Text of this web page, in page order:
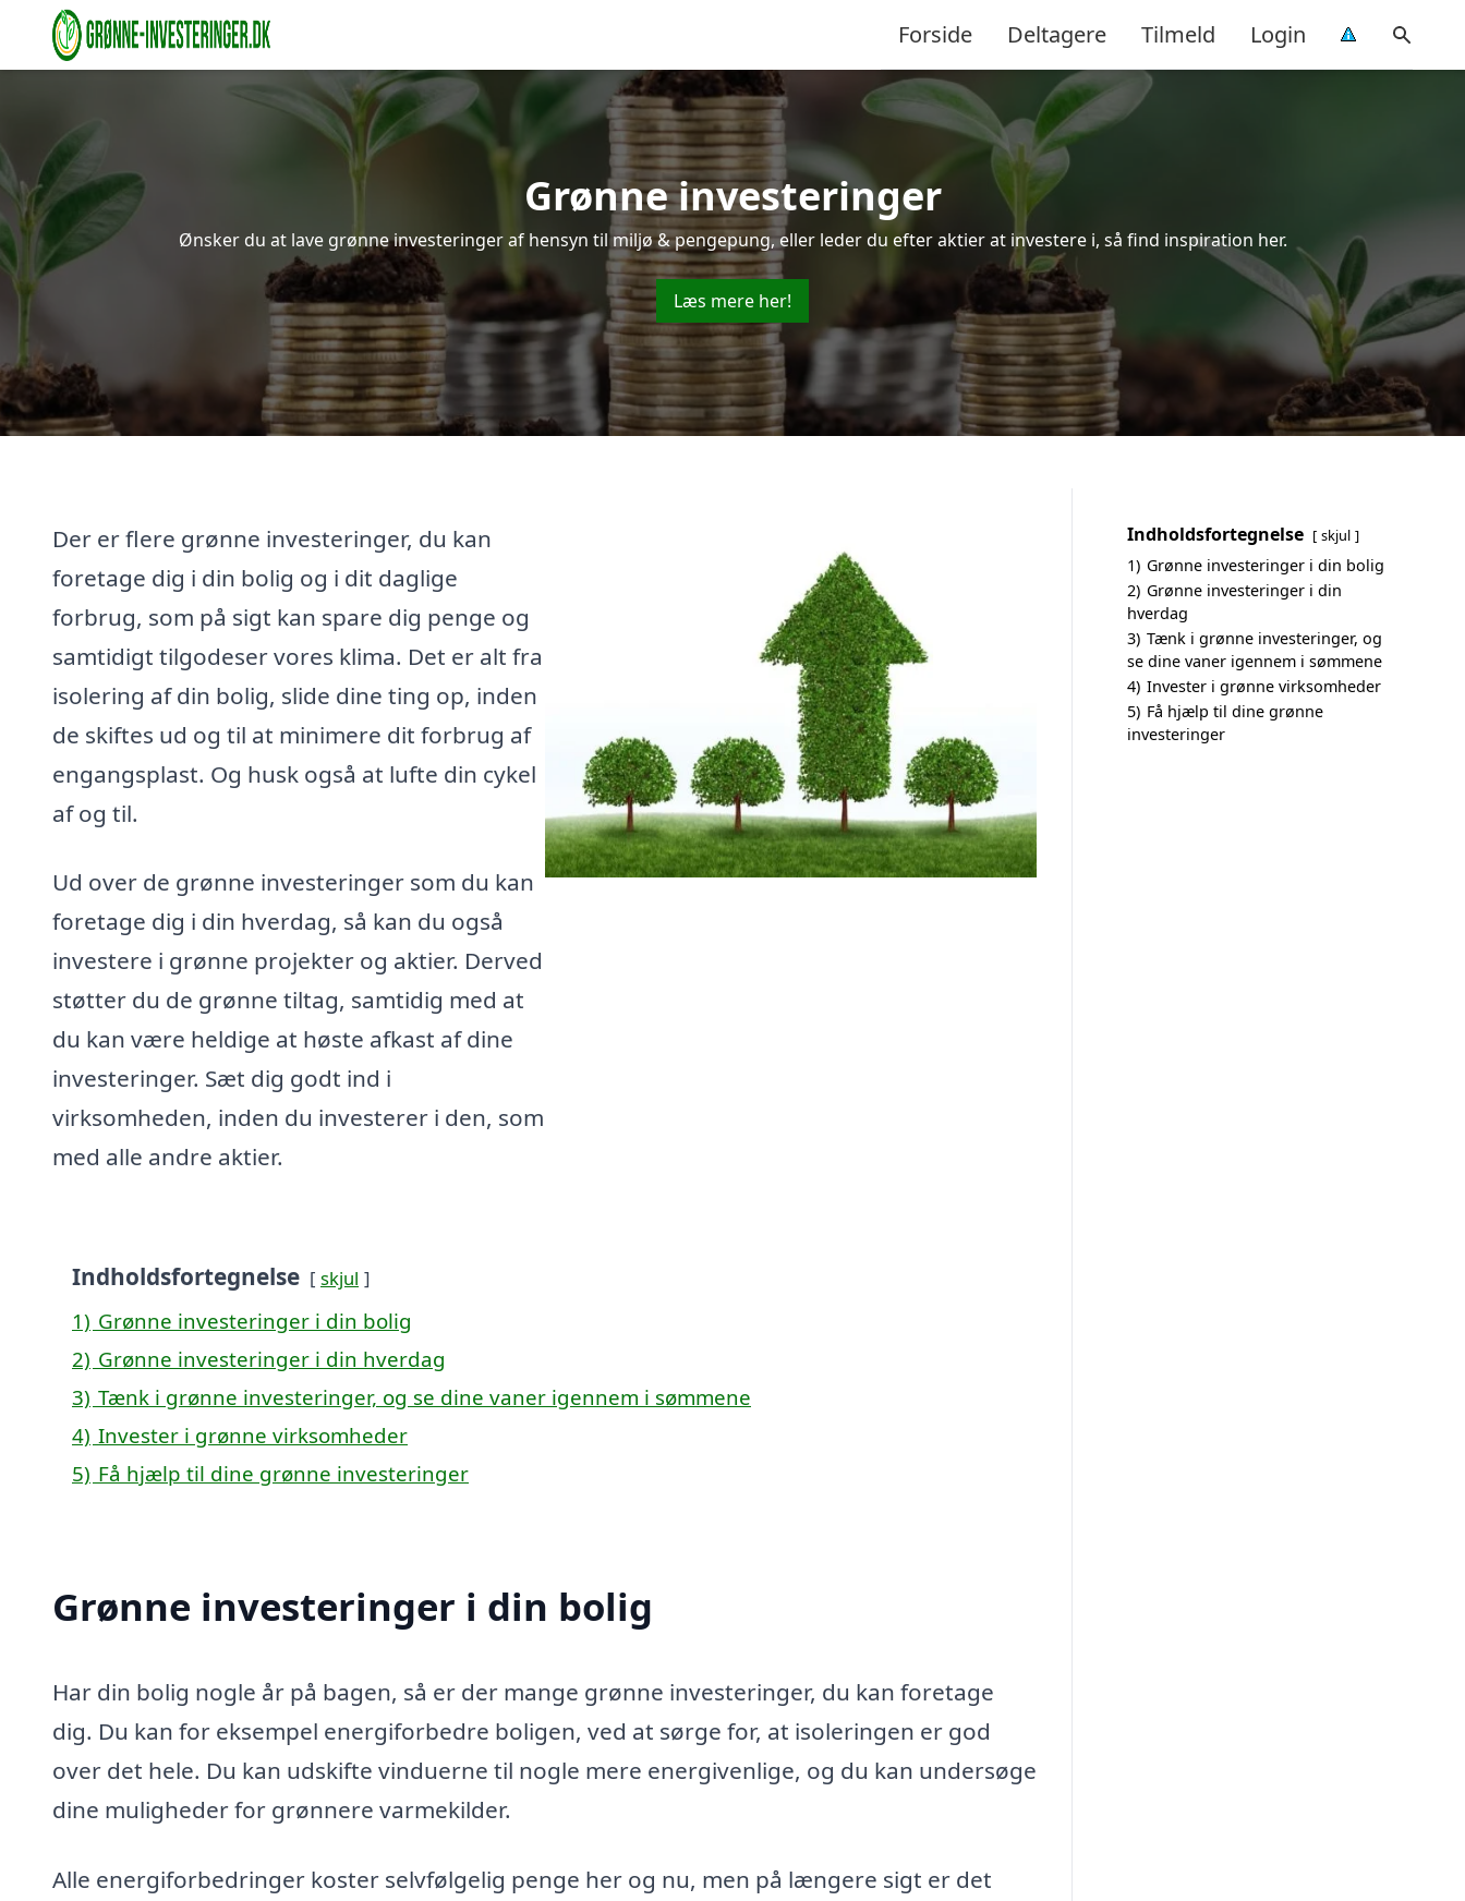
Forside Deltagere Tilmeld Login
Grønne investeringer
Ønsker du at lave grønne investeringer af hensyn til miljø & pengepung, eller leder du efter aktier at investere i, så find inspiration her.
Læs mere her!
Der er flere grønne investeringer, du kan
foretage dig i din bolig og i dit daglige
forbrug, som på sigt kan spare dig penge og
samtidigt tilgodeser vores klima. Det er alt fra
isolering af din bolig, slide dine ting op, inden
de skiftes ud og til at minimere dit forbrug af
engangsplast. Og husk også at lufte din cykel
af og til.
Ud over de grønne investeringer som du kan
foretage dig i din hverdag, så kan du også
investere i grønne projekter og aktier. Derved
støtter du de grønne tiltag, samtidig med at
du kan være heldige at høste afkast af dine
investeringer. Sæt dig godt ind i
virksomheden, inden du investerer i den, som
med alle andre aktier.
Indholdsfortegnelse skjul
1) Grønne investeringer i din bolig
2) Grønne investeringer i din hverdag
3) Tænk i grønne investeringer, og se dine vaner igennem i sømmene
4) Invester i grønne virksomheder
5) Få hjælp til dine grønne investeringer
Grønne investeringer i din bolig
Har din bolig nogle år på bagen, så er der mange grønne investeringer, du kan foretage
dig. Du kan for eksempel energiforbedre boligen, ved at sørge for, at isoleringen er god
over det hele. Du kan udskifte vinduerne til nogle mere energivenlige, og du kan undersøge
dine muligheder for grønnere varmekilder.
Alle energiforbedringer koster selvfølgelig penge her og nu, men på længere sigt er det
Indholdsfortegnelse skjul
1) Grønne investeringer i din bolig
2) Grønne investeringer i din
hverdag
3) Tænk i grønne investeringer, og
se dine vaner igennem i sømmene
4) Invester i grønne virksomheder
5) Få hjælp til dine grønne
investeringer